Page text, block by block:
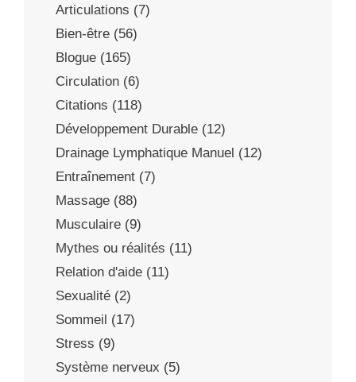
Articulations (7)
Bien-être (56)
Blogue (165)
Circulation (6)
Citations (118)
Développement Durable (12)
Drainage Lymphatique Manuel (12)
Entraînement (7)
Massage (88)
Musculaire (9)
Mythes ou réalités (11)
Relation d'aide (11)
Sexualité (2)
Sommeil (17)
Stress (9)
Système nerveux (5)